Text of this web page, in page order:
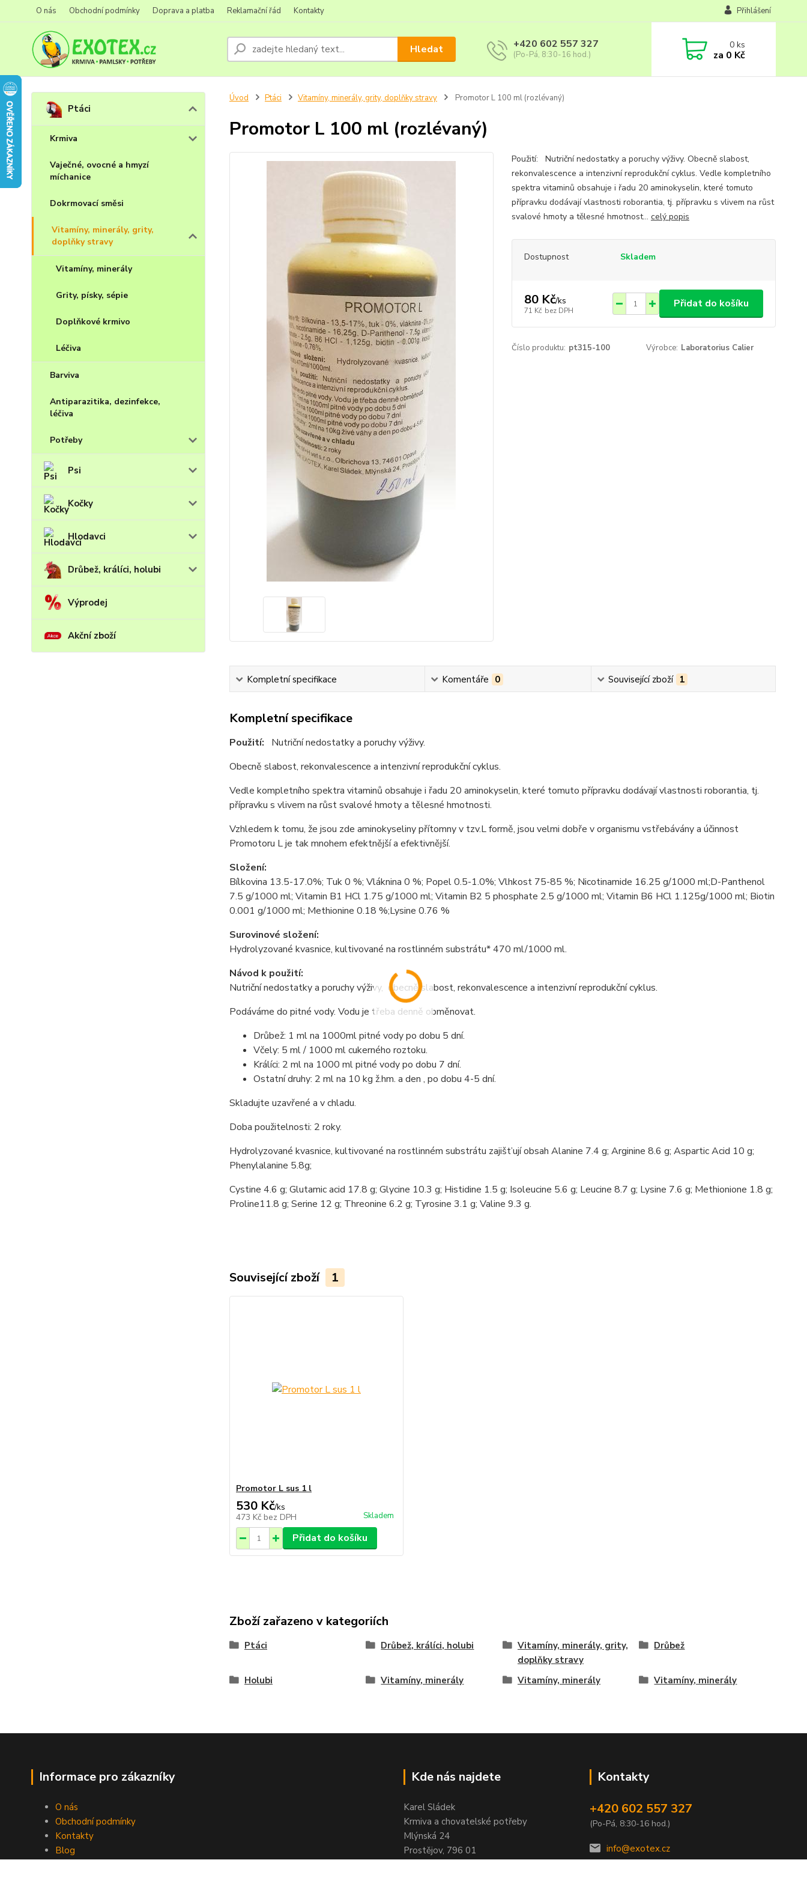
O nás Obchodní podmínky Doprava a platba Reklamační řád Kontakty Přihlášení
Hledat +420 602 557 327
(Po-Pá, 8:30-16 hod.)
0ks
za 0 Kč
Ptáci
Krmiva
Vaječné, ovocné a hmyzí
míchanice
Dokrmovací směsi
Vitamíny, minerály, grity,
doplňky stravy
Vitamíny, minerály
Grity, písky, sépie
Doplňkové krmivo
Léčiva
Barviva
Antiparazitika, dezinfekce,
léčiva
Potřeby
Psi
Kočky
Hlodavci
Drůbež, králíci, holubi
Výprodej
Akční zboží
Úvod Ptáci Vitamíny, minerály, grity, doplňky stravy Promotor L 100 ml (rozlévaný)
Promotor L 100 ml (rozlévaný)
Použití: Nutriční nedostatky a poruchy výživy. Obecně slabost,
rekonvalescence a intenzivní reprodukční cyklus. Vedle kompletního
spektra vitaminů obsahuje i řadu 20 aminokyselin, které tomuto
přípravku dodávají vlastnosti roborantia, tj. přípravku s vlivem na růst
svalové hmoty a tělesné hmotnost... celý popis
Dostupnost Skladem
80 Kč/ks
71 Kč bez DPH
Přidat do košíku
Číslo produktu: pt315-100 Výrobce: Laboratorius Calier
Kompletní specifikace Komentáře 0 Související zboží 1
Kompletní specifikace
Použití:
Nutriční nedostatky a poruchy výživy.
Obecně slabost, rekonvalescence a intenzivní reprodukční cyklus.
Vedle kompletního spektra vitaminů obsahuje i řadu 20 aminokyselin, které tomuto přípravku dodávají vlastnosti roborantia, tj.
přípravku s vlivem na růst svalové hmoty a tělesné hmotnosti.
Vzhledem k tomu, že jsou zde aminokyseliny přítomny v tzv.L formě, jsou velmi dobře v organismu vstřebávány a účinnost
Promotoru L je tak mnohem efektnější a efektivnější.
Složení:
Bílkovina 13.5-17.0%; Tuk 0 %; Vláknina 0 %; Popel 0.5-1.0%; Vlhkost 75-85 %; Nicotinamide 16.25 g/1000 ml;D-Panthenol
7.5 g/1000 ml; Vitamin B1 HCl 1.75 g/1000 ml; Vitamin B2 5 phosphate 2.5 g/1000 ml; Vitamin B6 HCl 1.125g/1000 ml; Biotin
0.001 g/1000 ml; Methionine 0.18 %;Lysine 0.76 %
Surovinové složení:
Hydrolyzované kvasnice, kultivované na rostlinném substrátu* 470 ml/1000 ml.
Návod k použití:
Nutriční nedostatky a poruchy výživy, obecně slabost, rekonvalescence a intenzivní reprodukční cyklus.
Podáváme do pitné vody. Vodu je třeba denně obměnovat.
Drůbež: 1 ml na 1000ml pitné vody po dobu 5 dní.
Včely: 5 ml / 1000 ml cukerného roztoku.
Králíci: 2 ml na 1000 ml pitné vody po dobu 7 dní.
Ostatní druhy: 2 ml na 10 kg ž.hm. a den , po dobu 4-5 dní.
Skladujte uzavřené a v chladu.
Doba použitelnosti: 2 roky.
Hydrolyzované kvasnice, kultivované na rostlinném substrátu zajišt’ují obsah Alanine 7.4 g; Arginine 8.6 g; Aspartic Acid 10 g;
Phenylalanine 5.8g;
Cystine 4.6 g; Glutamic acid 17.8 g; Glycine 10.3 g; Histidine 1.5 g; Isoleucine 5.6 g; Leucine 8.7 g; Lysine 7.6 g; Methionione 1.8 g;
Proline11.8 g; Serine 12 g; Threonine 6.2 g; Tyrosine 3.1 g; Valine 9.3 g.
Související zboží 1
Promotor L sus 1 l
530 Kč/ks
473 Kč bez DPH Skladem
Přidat do košíku
Zboží zařazeno v kategoriích
Ptáci Drůbež, králíci, holubi
Vitamíny, minerály, grity,
doplňky stravy
Drůbež
Holubi Vitamíny, minerály Vitamíny, minerály Vitamíny, minerály
Informace pro zákazníky
O nás
Obchodní podmínky
Kontakty
Blog
Kde nás najdete
Karel Sládek
Krmiva a chovatelské potřeby
Mlýnská 24
Prostějov, 796 01
Kontakty
+420 602 557 327
(Po-Pá, 8:30-16 hod.)
info@exotex.cz